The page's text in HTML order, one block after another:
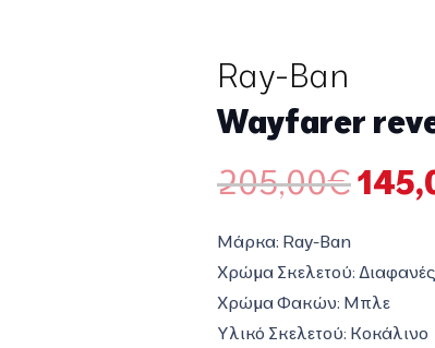
Ray-Ban
Wayfarer
205,00€
price
Μάρκα: Ray-Ban
Χρώμα Σκελετού:
Χρώμα Φακών: Μπλε
Υλικό Σκελετού: Κοκάλινο